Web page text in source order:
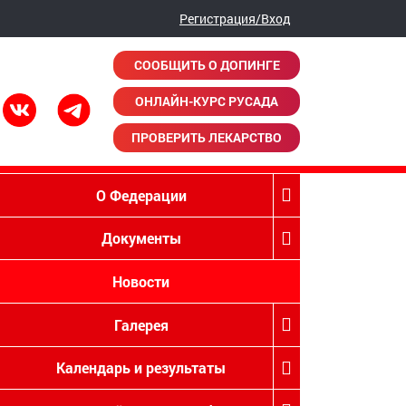
Регистрация/Вход
СООБЩИТЬ О ДОПИНГЕ
ОНЛАЙН-КУРС РУСАДА
ПРОВЕРИТЬ ЛЕКАРСТВО
О Федерации
Документы
Новости
Галерея
Календарь и результаты